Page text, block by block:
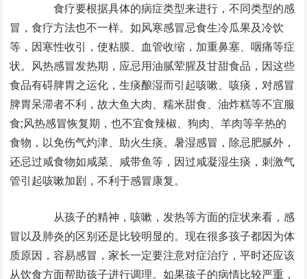
食疗要根据具体的病症类型来进行，不同类型的感
冒，食疗方法也不一样。如风寒感冒忌食生冷瓜果及冷饮
等，因寒性收引，使粘膜、血管收缩，加重鼻塞、咽痛等症
状。风热感冒发热期，应忌用油腻荤腥及甘甜食品，因这些
食品有碍脾胃之运化，生痰酿湿而引起咳嗽、咳痰，对感冒
脾胃呆滞者不利，故大鱼大肉、糯米甜食、油炸糕等不宜服
食;风热感冒恢复期，也不宜食辣椒、狗肉、羊肉等辛热的
食物，以免伤气灼津、助火生痰。暑湿感冒，除忌肥腻外，
还忌过咸食物如咸菜、咸带鱼等，因过咸凝湿生痰，刺激气
管引起咳嗽加剧，不利于感冒康复。
从孩子的精神，咳嗽，发热等方面的症状来看，感
冒以及肺炎的区别还是比较明显的。现在很多孩子都因为体
质原因，容易感冒，家长一定要注意对症治疗，平时还应该
从饮食方面帮助孩子进行调理。如果孩子的病情比较严重，